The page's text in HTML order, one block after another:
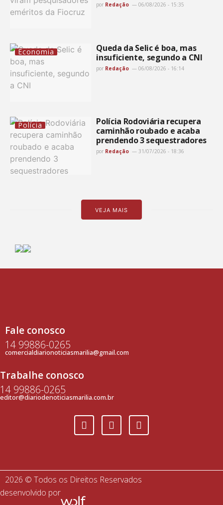
por Redação 06/08/2026 - 15:35
Economia
Queda da Selic é boa, mas
insuficiente, segundo a CNI
por Redação 06/08/2026 - 16:14
Polícia
Polícia Rodoviária recupera
caminhão roubado e acaba
prendendo 3 sequestradores
por Redação 31/07/2026 - 18:36
VEJA MAIS
Fale conosco
14 99886-0265
comercialdiarionoticiasmarilia@gmail.com
Trabalhe conosco
14 99886-0265
editor@diariodenoticiasmarilia.com.br
2026 © Todos os Direitos Reservados
desenvolvido por